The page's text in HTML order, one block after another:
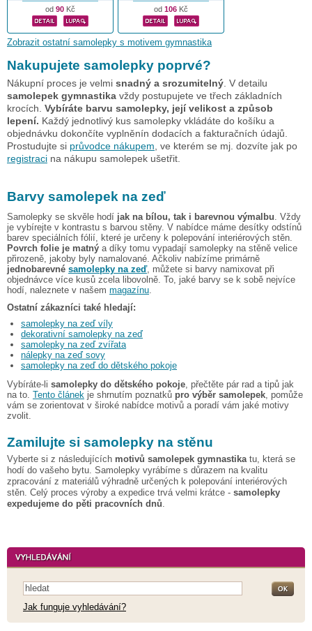
od 90 Kč od 106 Kč
Zobrazit ostatní samolepky s motivem gymnastika
Nakupujete samolepky poprvé?
Nákupní proces je velmi snadný a srozumitelný . V detailu
samolepek gymnastika vždy postupujete ve třech základních
krocích. Vybíráte barvu samolepky, její velikost a způsob
lepení. Každý jednotlivý kus samolepky vkládáte do košíku a
objednávku dokončíte vyplněnín dodacích a fakturačních údajů.
Prostudujte si průvodce nákupem , ve kterém se mj. dozvíte jak po
registraci na nákupu samolepek ušetřit.
Barvy samolepek na zeď
Samolepky se skvěle hodí jak na bílou, tak i barevnou výmalbu. Vždy
je vybírejte v kontrastu s barvou stěny. V nabídce máme desítky odstínů
barev speciálních fólií, které je určeny k polepování interiérových stěn.
Povrch folie je matný a díky tomu vypadají samolepky na stěně velice
přirozeně, jakoby byly namalované. Ačkoliv nabízíme primárně
jednobarevné samolepky na zeď, můžete si barvy namixovat při
objednávce více kusů zcela libovolně. To, jaké barvy se k sobě nejvíce
hodí, naleznete v našem magazínu.
Ostatní zákazníci také hledají:
samolepky na zeď víly
dekorativní samolepky na zeď
samolepky na zeď zvířata
nálepky na zeď sovy
samolepky na zeď do dětského pokoje
Vybíráte-li samolepky do dětského pokoje, přečtěte pár rad a tipů jak
na to. Tento článek je shrnutím poznatků pro výběr samolepek, pomůže
vám se zorientovat v široké nabídce motivů a poradí vám jaké motivy
zvolit.
Zamilujte si samolepky na stěnu
Vyberte si z následujících motivů samolepek gymnastikatu, která se
hodí do vašeho bytu. Samolepky vyrábíme s důrazem na kvalitu
zpracování z materiálů výhradně určených k polepování interiérových
stěn. Celý proces výroby a expedice trvá velmi krátce - samolepky
expedujeme do pěti pracovních dnů.
Jak funguje vyhledávání?